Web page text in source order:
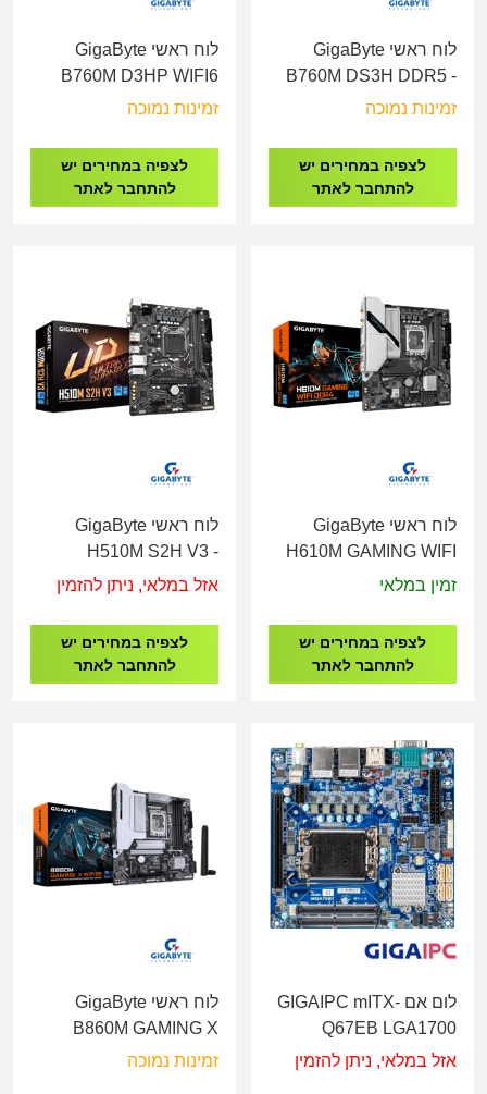
לוח ראשי GigaByte
B760M DS3H DDR5 -
Socket 1700
זמינות נמוכה
לצפיה במחירים יש
להתחבר לאתר
לוח ראשי GigaByte
B760M D3HP WIFI6
DDR5 - Socket 1700
זמינות נמוכה
לצפיה במחירים יש
להתחבר לאתר
לוח ראשי GigaByte
H610M GAMING WIFI
DDR4 - Socket 1700
זמין במלאי
לצפיה במחירים יש
להתחבר לאתר
לוח ראשי GigaByte
H510M S2H V3 -
Socket 1200
אזל במלאי, ניתן להזמין
לצפיה במחירים יש
להתחבר לאתר
לום אם GIGAIPC mITX-
Q67EB LGA1700
אזל במלאי, ניתן להזמין
לוח ראשי GigaByte
B860M GAMING X
WIFI6E DDR5 - Socket
זמינות נמוכה